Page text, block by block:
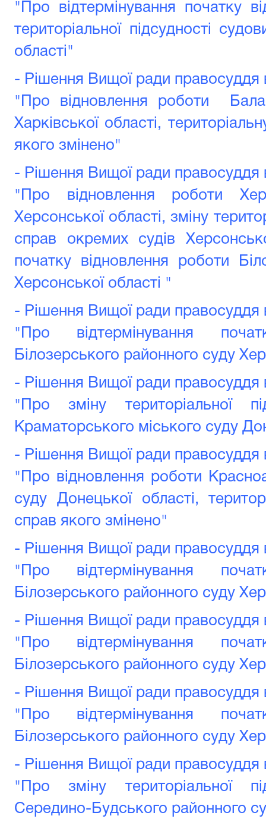
"Про відтермінування початку
територіальної підсудності
області"
- Рішення Вищої ради
"Про відновлення роботи
Харківської області,
якого змінено"
- Рішення Вищої ради
"Про відновлення роботи
Херсонської області, зміну
справ окремих судів
початку відновлення роботи
Херсонської області "
- Рішення Вищої ради
"Про відтермінування
Білозерського районного суду
- Рішення Вищої ради
"Про зміну територіальної
Краматорського міського суду
- Рішення Вищої ради
"Про відновлення роботи
суду Донецької області,
справ якого змінено"
- Рішення Вищої ради
"Про відтермінування
Білозерського районного суду
- Рішення Вищої ради
"Про відтермінування
Білозерського районного суду
- Рішення Вищої ради
"Про відтермінування
Білозерського районного суду
- Рішення Вищої ради
"Про зміну територіальної
Середино-Будського районного